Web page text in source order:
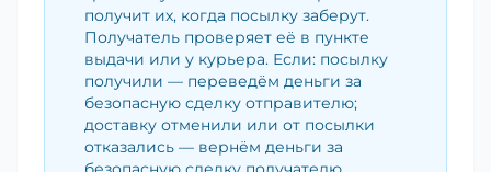
получит их, когда посылку заберут.
Получатель проверяет её в пункте
выдачи или у курьера. Если: посылку
получили — переведём деньги за
безопасную сделку отправителю;
доставку отменили или от посылки
отказались — вернём деньги за